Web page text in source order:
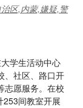
区,内蒙,嫌疑,警
学生活动中心
、社区、路口开
志愿服务。在校
253间教室开展